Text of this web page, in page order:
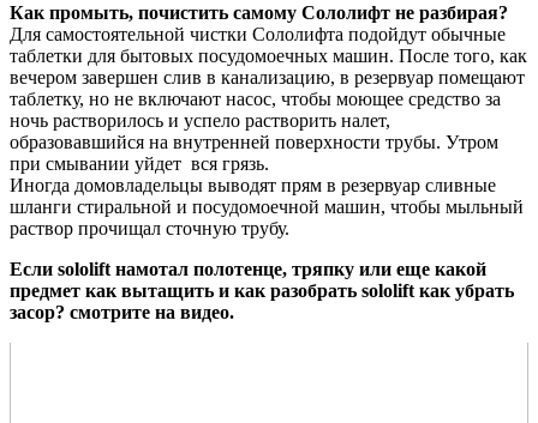
Как промыть, почистить самому Сололифт не разбирая?
Для самостоятельной чистки Сололифта подойдут обычные
таблетки для бытовых посудомоечных машин. После того, как
вечером завершен слив в канализацию, в резервуар помещают
таблетку, но не включают насос, чтобы моющее средство за
ночь растворилось и успело растворить налет,
образовавшийся на внутренней поверхности трубы. Утром
при смывании уйдет вся грязь.
Иногда домовладельцы выводят прям в резервуар сливные
шланги стиральной и посудомоечной машин, чтобы мыльный
раствор прочищал сточную трубу.
Если sololift намотал полотенце, тряпку или еще какой
предмет как вытащить и как разобрать sololift как убрать
засор? смотрите на видео.